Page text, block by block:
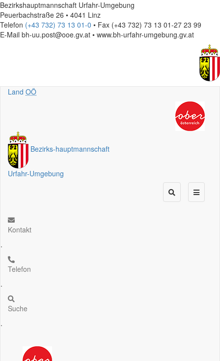
Bezirkshauptmannschaft Urfahr-Umgebung
Peuerbachstraße 26 • 4041 Linz
Telefon (+43 732) 73 13 01-0 • Fax (+43 732) 73 13 01-27 23 99
E-Mail bh-uu.post@ooe.gv.at • www.bh-urfahr-umgebung.gv.at
Land OÖ
Bezirks-hauptmannschaft
Urfahr-Umgebung
Kontakt
.
Telefon
.
Suche
.